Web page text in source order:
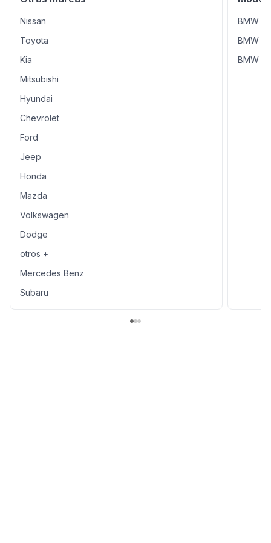
Nissan
Toyota
Kia
Mitsubishi
Hyundai
Chevrolet
Ford
Jeep
Honda
Mazda
Volkswagen
Dodge
otros +
Mercedes Benz
Subaru
BMW
BMW
BMW